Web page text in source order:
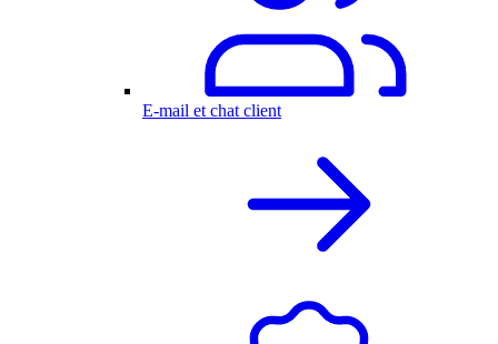
E-mail et chat client